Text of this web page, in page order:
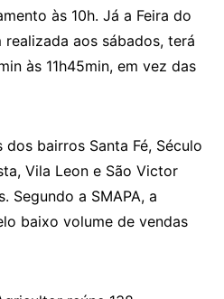
às 10h. Já a Feira do
aos sábados, terá
às 11h45min, em vez das
bairros Santa Fé, Século
Vila Leon e São Victor
Segundo a SMAPA, a
baixo volume de vendas